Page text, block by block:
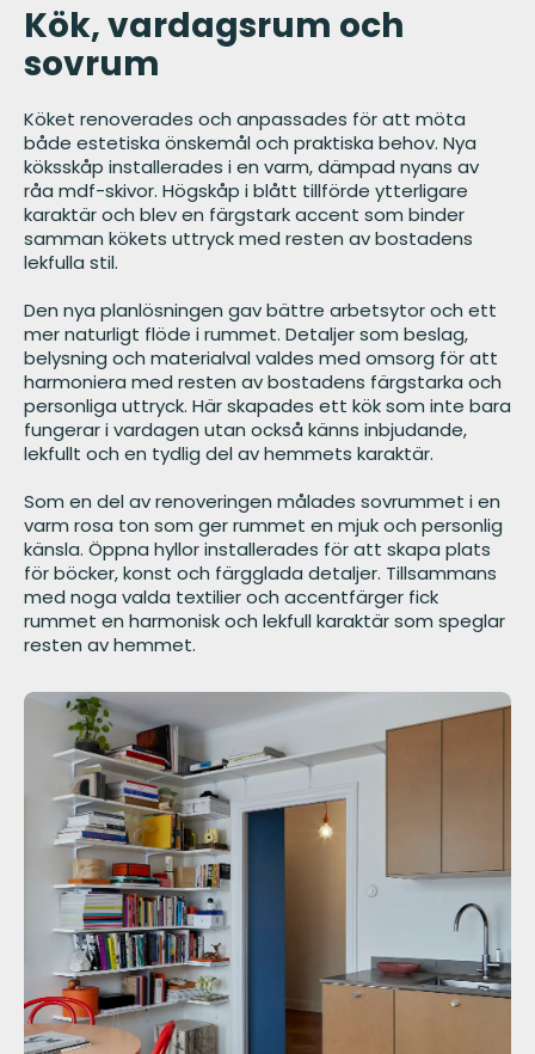
Kök, vardagsrum och
sovrum
Köket renoverades och anpassades för att möta
både estetiska önskemål och praktiska behov. Nya
köksskåp installerades i en varm, dämpad nyans av
råa mdf-skivor. Högskåp i blått tillförde ytterligare
karaktär och blev en färgstark accent som binder
samman kökets uttryck med resten av bostadens
lekfulla stil.
Den nya planlösningen gav bättre arbetsytor och ett
mer naturligt flöde i rummet. Detaljer som beslag,
belysning och materialval valdes med omsorg för att
harmoniera med resten av bostadens färgstarka och
personliga uttryck. Här skapades ett kök som inte bara
fungerar i vardagen utan också känns inbjudande,
lekfullt och en tydlig del av hemmets karaktär.
Som en del av renoveringen målades sovrummet i en
varm rosa ton som ger rummet en mjuk och personlig
känsla. Öppna hyllor installerades för att skapa plats
för böcker, konst och färgglada detaljer. Tillsammans
med noga valda textilier och accentfärger fick
rummet en harmonisk och lekfull karaktär som speglar
resten av hemmet.